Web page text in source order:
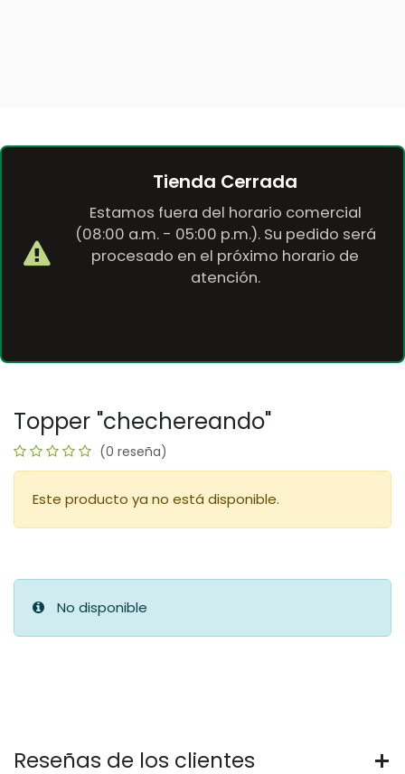
Tienda Cerrada
Estamos fuera del horario comercial
(08:00 a.m. - 05:00 p.m.). Su pedido será
procesado en el próximo horario de
atención.
Topper "chechereando"
(0 reseña)
Este producto ya no está disponible.
No disponible
Reseñas de los clientes